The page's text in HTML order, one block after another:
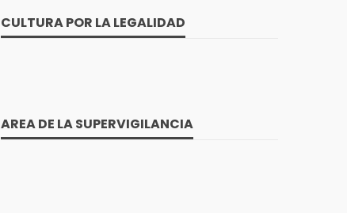
CULTURA POR LA LEGALIDAD
AREA DE LA SUPERVIGILANCIA